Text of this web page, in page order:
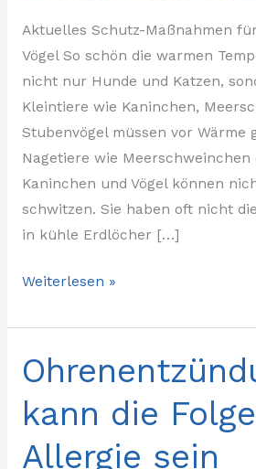
Aktuelles Schutz-Maßnahmen
Vögel So schön die warmen
nicht nur Hunde und Katzen,
Kleintiere wie Kaninchen,
Stubenvögel müssen vor Wärme
Nagetiere wie Meerschweinchen
Kaninchen und Vögel können
schwitzen. Sie haben oft nicht
in kühle Erdlöcher […]
Weiterlesen »
kann die
Allergie sein
Ohrenentzündung
kann
die
einer